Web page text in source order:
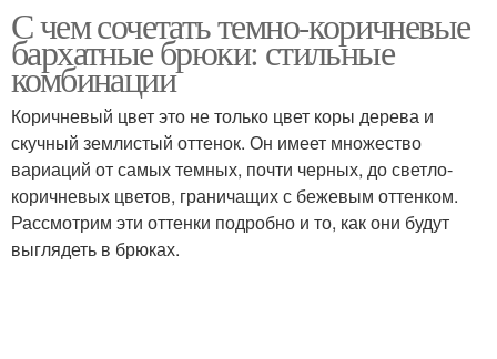
С чем сочетать темно-коричневые
бархатные брюки: стильные
комбинации
Коричневый цвет это не только цвет коры дерева и
скучный землистый оттенок. Он имеет множество
вариаций от самых темных, почти черных, до светло-
коричневых цветов, граничащих с бежевым оттенком.
Рассмотрим эти оттенки подробно и то, как они будут
выглядеть в брюках.